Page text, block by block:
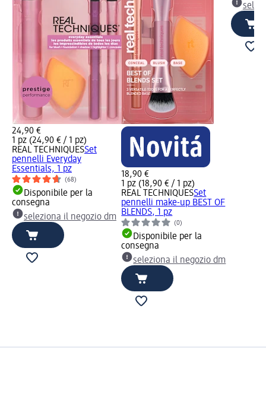
24,90 €
1 pz (24,90 € / 1 pz)
REAL TECHNIQUESSet
pennelli Everyday
Essentials, 1 pz
(68)
Disponibile per la
consegna
seleziona il negozio dm
18,90 €
1 pz (18,90 € / 1 pz)
REAL TECHNIQUESSet
pennelli make-up BEST OF
BLENDS, 1 pz
(0)
Disponibile per la
consegna
seleziona il negozio dm